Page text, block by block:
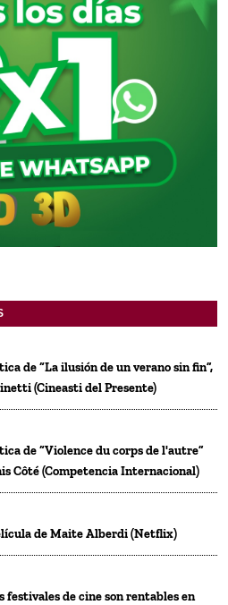
de “La ilusión de un verano sin fin”,
(Cineasti del Presente)
de “Violence du corps de l'autre”
Côté (Competencia Internacional)
de Maite Alberdi (Netflix)
de cine son rentables en